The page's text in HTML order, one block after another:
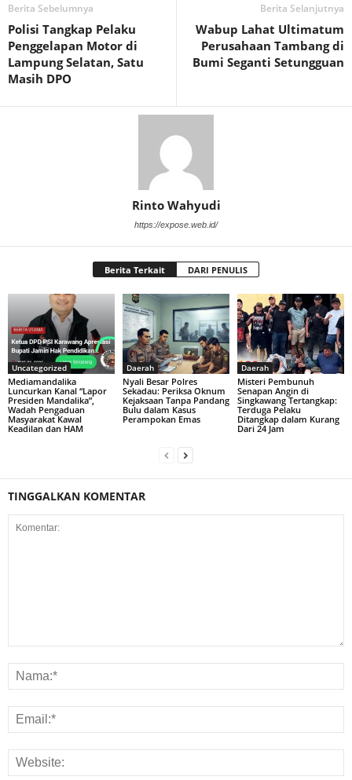
Berita Sebelumnya
Polisi Tangkap Pelaku
Penggelapan Motor di
Lampung Selatan, Satu
Masih DPO
Berita Selanjutnya
Wabup Lahat Ultimatum
Perusahaan Tambang di
Bumi Seganti Setungguan
Rinto Wahyudi
https://expose.web.id/
Berita Terkait DARI PENULIS
Uncategorized
Mediamandalika
Luncurkan Kanal “Lapor
Presiden Mandalika”,
Wadah Pengaduan
Masyarakat Kawal
Keadilan dan HAM
Daerah
Nyali Besar Polres
Sekadau: Periksa Oknum
Kejaksaan Tanpa Pandang
Bulu dalam Kasus
Perampokan Emas
Daerah
Misteri Pembunuh
Senapan Angin di
Singkawang Tertangkap:
Terduga Pelaku
Ditangkap dalam Kurang
Dari 24 Jam
TINGGALKAN KOMENTAR